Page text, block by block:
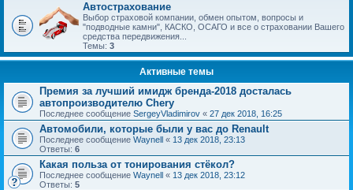
Автострахование
Выбор страховой компании, обмен опытом, вопросы и
"подводные камни", КАСКО, ОСАГО и все о страховании Вашего
средства передвижения...
Темы: 3
Активные темы
Премия за лучший имидж бренда-2018 досталась
автопроизводителю Chery
Последнее сообщение SergeyVladimirov « 27 дек 2018, 16:25
Автомобили, которые были у вас до Renault
Последнее сообщение Waynell « 13 дек 2018, 23:13
Ответы: 6
Какая польза от тонирования стёкол?
Последнее сообщение Waynell « 13 дек 2018, 23:12
Ответы: 5